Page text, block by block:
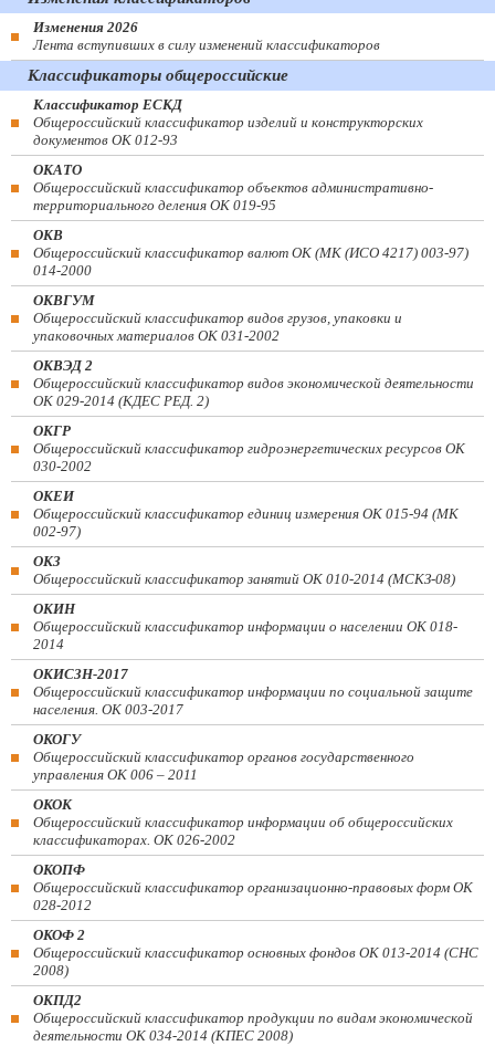
Изменения 2026
Лента вступивших в силу изменений классификаторов
Классификаторы общероссийские
Классификатор ЕСКД
Общероссийский классификатор изделий и конструкторских
документов ОК 012-93
ОКАТО
Общероссийский классификатор объектов административно-
территориального деления ОК 019-95
ОКВ
Общероссийский классификатор валют ОК (МК (ИСО 4217) 003-97)
014-2000
ОКВГУМ
Общероссийский классификатор видов грузов, упаковки и
упаковочных материалов ОК 031-2002
ОКВЭД 2
Общероссийский классификатор видов экономической деятельности
ОК 029-2014 (КДЕС РЕД. 2)
ОКГР
Общероссийский классификатор гидроэнергетических ресурсов ОК
030-2002
ОКЕИ
Общероссийский классификатор единиц измерения ОК 015-94 (МК
002-97)
ОКЗ
Общероссийский классификатор занятий ОК 010-2014 (МСКЗ-08)
ОКИН
Общероссийский классификатор информации о населении ОК 018-
2014
ОКИСЗН-2017
Общероссийский классификатор информации по социальной защите
населения. ОК 003-2017
ОКОГУ
Общероссийский классификатор органов государственного
управления ОК 006 – 2011
ОКОК
Общероссийский классификатор информации об общероссийских
классификаторах. ОК 026-2002
ОКОПФ
Общероссийский классификатор организационно-правовых форм ОК
028-2012
ОКОФ 2
Общероссийский классификатор основных фондов ОК 013-2014 (СНС
2008)
ОКПД2
Общероссийский классификатор продукции по видам экономической
деятельности ОК 034-2014 (КПЕС 2008)